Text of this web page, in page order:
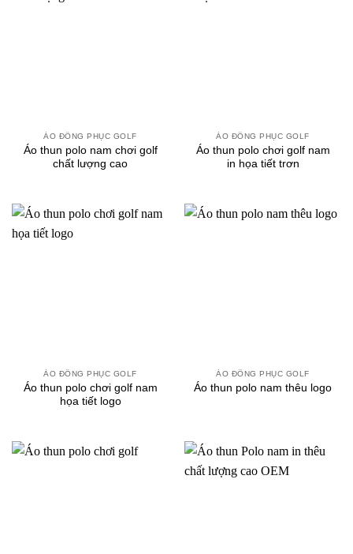
ÁO ĐỒNG PHỤC GOLF
Áo thun polo nam chơi golf
chất lượng cao
ÁO ĐỒNG PHỤC GOLF
Áo thun polo chơi golf nam
in họa tiết trơn
ÁO ĐỒNG PHỤC GOLF
Áo thun polo chơi golf nam
họa tiết logo
ÁO ĐỒNG PHỤC GOLF
Áo thun polo nam thêu logo